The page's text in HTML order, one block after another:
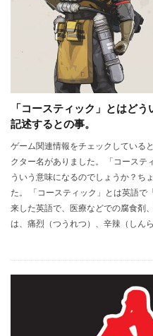
「コースティック」とはど
記述するとの事。
ゲーム関連情報をチェックしている
クター名がありました。 「コーステ
ういう意味になるのでしょうか？ち
た。 「コースティック」とは英語で
来した英語で、医療などでの腐食剤
は、痛烈（つうれつ）、辛辣（しん